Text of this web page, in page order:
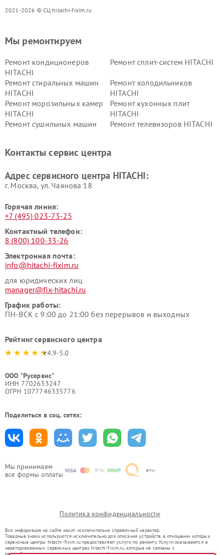
2021-2026 © СЦ hitachi-fixim.ru
Мы принимаем
все формы оплаты
Мы ремонтируем
Ремонт кондиционеров
HITACHI
Ремонт сплит-систем HITACHI
Ремонт стиральных машин
HITACHI
Ремонт холодильников
HITACHI
Ремонт морозильных камер
HITACHI
Ремонт кухонных плит
HITACHI
Ремонт сушильных машин
Ремонт телевизоров HITACHI
данных HITACHI
HITACHI
HITACHI
HITACHI
Контакты сервис центра
Адрес сервисного центра HITACHI:
г. Москва, ул. Чаянова 18
Горячая линия:
+7 (495) 023-73-25
Контактный телефон:
8 (800) 100-33-26
Электронная почта:
info@hitachi-fixim.ru
для юридических лиц
manager@fix-hitachi.ru
График работы:
ПН-ВСК с 9:00 до 21:00 без перерывов и выходных
Рейтинг сервисного центра
4.9-5.0
ООО "Русервис"
ИНН 7702633247
ОГРН 1077746335776
Поделиться в соц. сетях:
Политика конфиденциальности
Вся информация на сайте носит исключительно справочный характер.
Товарные знаки используются исключительно для описания устройств, в отношении которых
сервисные центры hitachi-fixim.ru предоставляют услуги по ремонту. Услуги оказываются в
неавторизованных сервисных центрах hitachi-fixim.ru, которые не связаны с